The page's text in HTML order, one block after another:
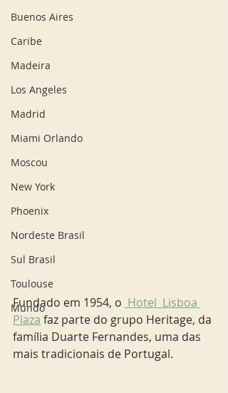
Buenos Aires
Caribe
Madeira
Los Angeles
Madrid
Miami Orlando
Moscou
New York
Phoenix
Nordeste Brasil
Sul Brasil
Toulouse
Mundo
Fundado em 1954, o Hotel  Lisboa
Plaza faz parte do grupo Heritage, da
família Duarte Fernandes, uma das
mais tradicionais de Portugal.